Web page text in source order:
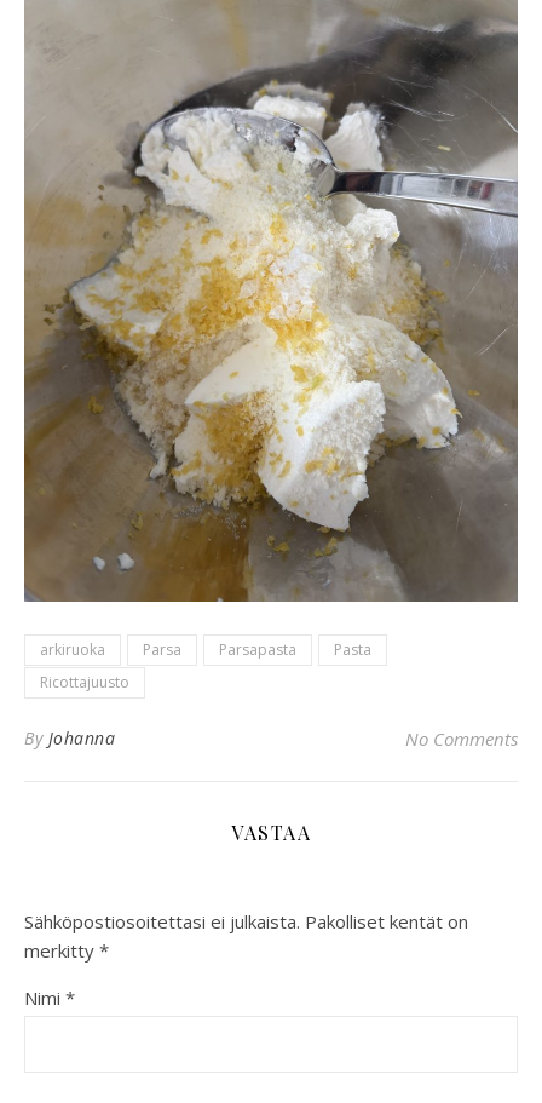
arkiruoka Parsa Parsapasta
Pasta
Ricottajuusto
By Johanna No Comments
VASTAA
Sähköpostiosoitettasi ei julkaista. Pakolliset kentät on
merkitty *
Nimi *